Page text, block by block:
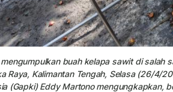
mengumpulkan buah kelapa sawit di salah
Raya, Kalimantan Tengah, Selasa (26/4/
(Gapki) Eddy Martono mengungkapkan,